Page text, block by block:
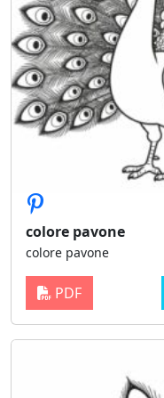
colore pavone
colore pavone
PDF